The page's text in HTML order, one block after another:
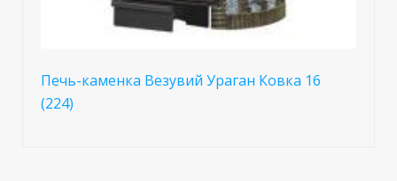
Печь-каменка Везувий Ураган Ковка 16
(224)